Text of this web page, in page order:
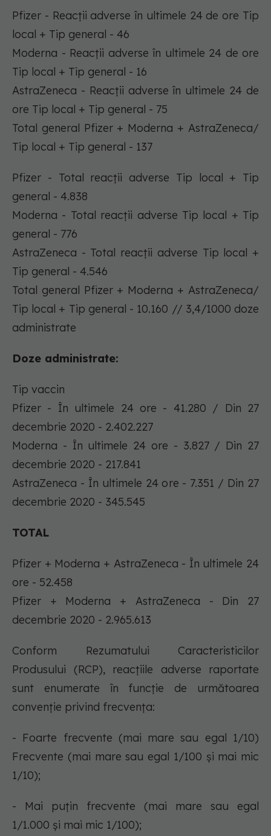
Pfizer - Reacții adverse în ultimele 24 de ore Tip
local + Tip general - 46
Moderna - Reacții adverse în ultimele 24 de ore
Tip local + Tip general - 16
AstraZeneca - Reacții adverse în ultimele 24 de
ore Tip local + Tip general - 75
Total general Pfizer + Moderna + AstraZeneca/
Tip local + Tip general - 137
Pfizer - Total reacții adverse Tip local + Tip
general - 4.838
Moderna - Total reacții adverse Tip local + Tip
general - 776
AstraZeneca - Total reacții adverse Tip local +
Tip general - 4.546
Total general Pfizer + Moderna + AstraZeneca/
Tip local + Tip general - 10.160 // 3,4/1000 doze
administrate
Doze administrate:
Tip vaccin
Pfizer - În ultimele 24 ore - 41.280 / Din 27
decembrie 2020 - 2.402.227
Moderna - În ultimele 24 ore - 3.827 / Din 27
decembrie 2020 - 217.841
AstraZeneca - În ultimele 24 ore - 7.351 / Din 27
decembrie 2020 - 345.545
TOTAL
Pfizer + Moderna + AstraZeneca - În ultimele 24
ore - 52.458
Pfizer + Moderna + AstraZeneca - Din 27
decembrie 2020 - 2.965.613
Conform Rezumatului Caracteristicilor
Produsului (RCP), reacțiile adverse raportate
sunt enumerate în funcție de următoarea
convenție privind frecvența:
- Foarte frecvente (mai mare sau egal 1/10)
Frecvente (mai mare sau egal 1/100 şi mai mic
1/10);
- Mai puțin frecvente (mai mare sau egal
1/1.000 şi mai mic 1/100);